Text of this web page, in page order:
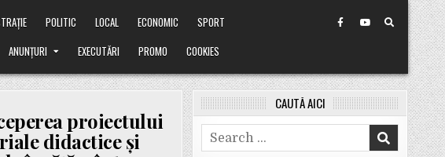
POLITIC LOCAL ECONOMIC
SPORT
ANUNȚURI EXECUTĂRI PROMO COOKIES
proiectului
didactice și
CAUTĂ AICI
Search
for: